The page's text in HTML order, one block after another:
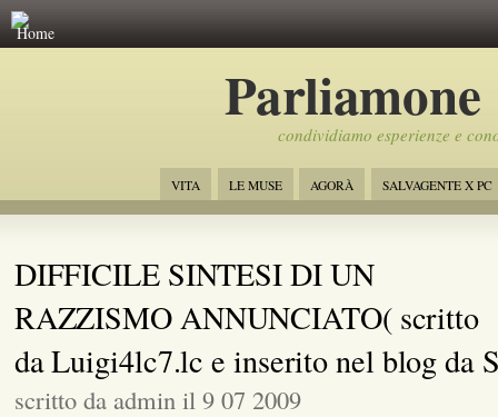
Home
Parliamone
condividiamo esperienze e
VITA LE MUSE AGORÀ SALVAGENTE X PC
DIFFICILE SINTESI DI UN
RAZZISMO ANNUNCIATO( scritto
da Luigi4lc7.lc e inserito nel blog da
scritto da admin il 9 07 2009